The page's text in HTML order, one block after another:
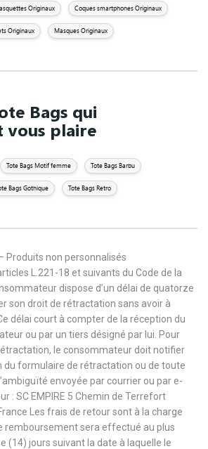
Originaux Coques smartphones Originaux
Originaux Masques Originaux
Bags qui
vous plaire
Tote Bags Motif femme Tote Bags Barbu
Bags Gothique Tote Bags Retro
Produits non personnalisés
L.221-18 et suivants du Code de la
dispose d’un délai de quatorze
son droit de rétractation sans avoir à
délai court à compter de la réception du
ou par un tiers désigné par lui. Pour
le consommateur doit notifier
du formulaire de rétractation ou de toute
envoyée par courrier ou par e-
: SC EMPIRE 5 Chemin de Terrefort
Les frais de retour sont à la charge
remboursement sera effectué au plus
(14) jours suivant la date à laquelle le